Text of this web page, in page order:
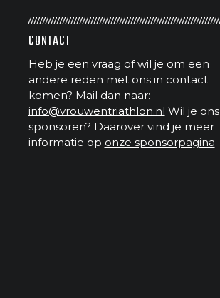
CONTACT
Heb je een vraag of wil je om een
andere reden met ons in contact
komen? Mail dan naar:
info@vrouwentriathlon.nl Wil je ons
sponsoren? Daarover vind je meer
informatie op onze sponsorpagina